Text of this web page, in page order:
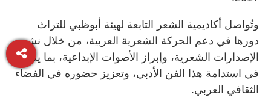
وتُواصل أكاديمية الشعر التابعة لهيئة أبوظبي للتراث
دورها في دعم الحركة الشعرية العربية، من خلال نشر
الإصدارات الشعرية، وإبراز الأصوات الإبداعية، بما يسهم
في استدامة هذا الفن الأدبي، وتعزيز حضوره في الفضاء
الثقافي العربي.